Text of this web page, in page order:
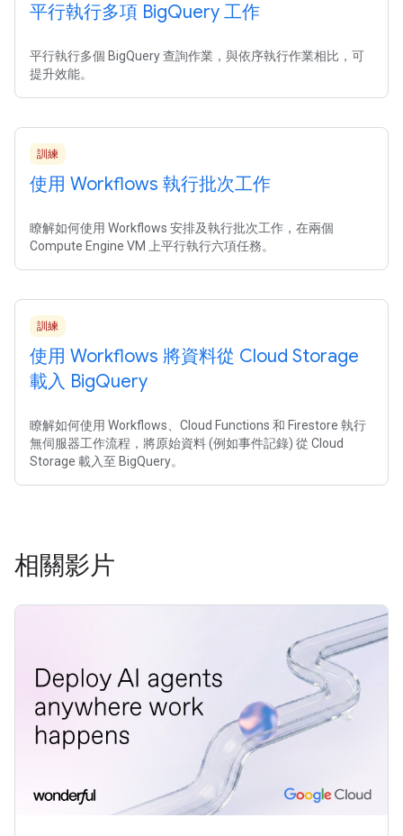
平行執行多項 BigQuery 工作
平行執行多個 BigQuery 查詢作業，與依序執行作業相比，可
提升效能。
訓練
使用 Workflows 執行批次工作
瞭解如何使用 Workflows 安排及執行批次工作，在兩個
Compute Engine VM 上平行執行六項任務。
訓練
使用 Workflows 將資料從 Cloud Storage
載入 BigQuery
瞭解如何使用 Workflows、Cloud Functions 和 Firestore 執行
無伺服器工作流程，將原始資料 (例如事件記錄) 從 Cloud
Storage 載入至 BigQuery。
相關影片